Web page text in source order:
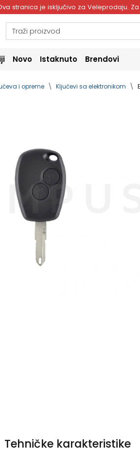
stranica je isključivo za Veleprodaju.
Novo Istaknuto Brendovi
i opreme Ključevi sa elektronikom
Tehničke karakteristike